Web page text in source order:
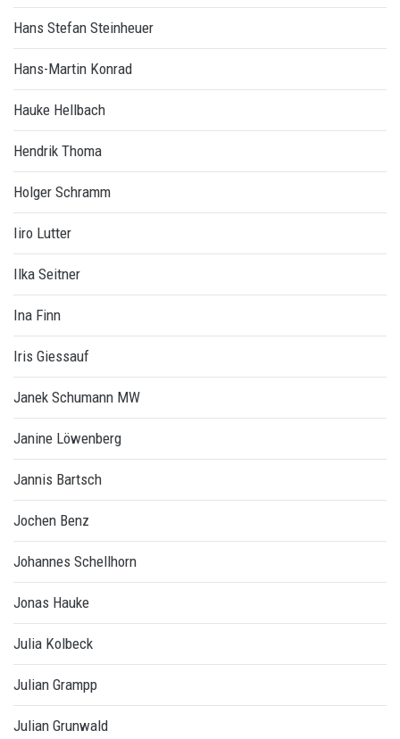
Hans Stefan Steinheuer
Hans-Martin Konrad
Hauke Hellbach
Hendrik Thoma
Holger Schramm
Iiro Lutter
Ilka Seitner
Ina Finn
Iris Giessauf
Janek Schumann MW
Janine Löwenberg
Jannis Bartsch
Jochen Benz
Johannes Schellhorn
Jonas Hauke
Julia Kolbeck
Julian Grampp
Julian Grunwald